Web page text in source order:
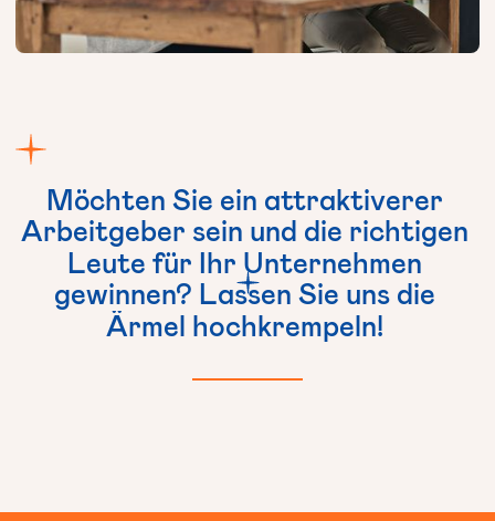
Möchten Sie ein attraktiverer
Arbeitgeber sein und die richtigen
Leute für Ihr Unternehmen
gewinnen? Lassen Sie uns die
Ärmel hochkrempeln!